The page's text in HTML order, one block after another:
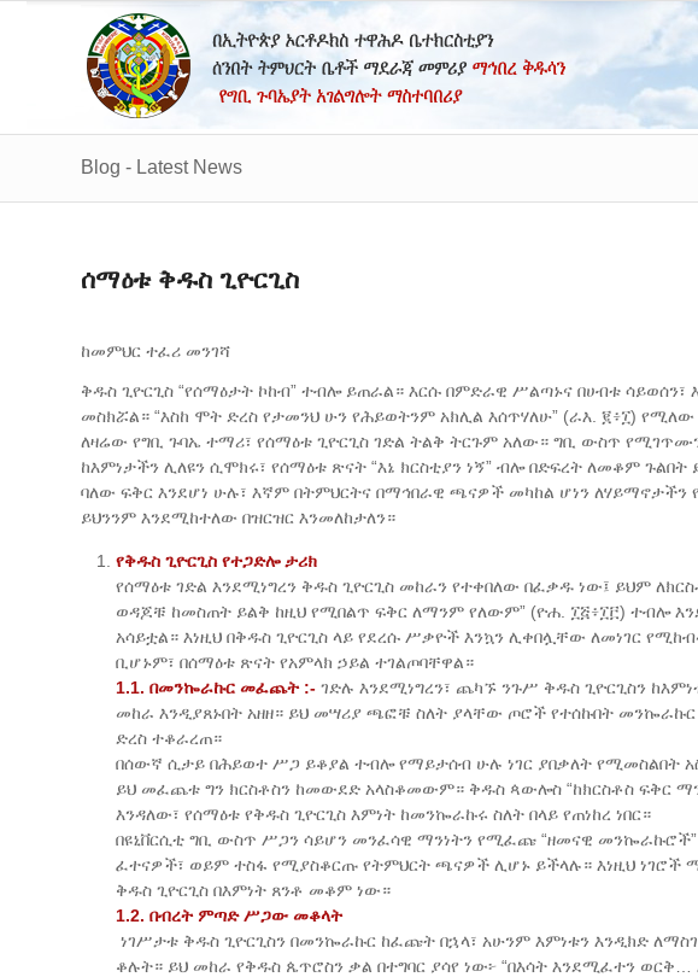
Blog - Latest News
ሰማዕቱ ቅዱስ ጊዮርጊስ
ከመምህር ተፈሪ መንገሻ
ቅዱስ ጊዮርጊስ “የሰማዕታት ኮከብ” ተብሎ ይጠራል። እርሱ በምድራዊ ሥልጣኑና በሀብቱ
መስክሯል። “እስከ ሞት ድረስ የታመንህ ሁን የሕይወትንም አክሊል እሰጥሃለሁ” (ራእ. ፪፥፲)
​ለዛሬው የግቢ ጉባኤ ተማሪ፣ የሰማዕቱ ጊዮርጊስ ገድል ትልቅ ትርጉም አለው። ግቢ ውስጥ የሚገጥሙን
ከእምነታችን ሊለዩን ሲሞክሩ፣ የሰማዕቱ ጽናት “እኔ ክርስቲያን ነኝ” ብሎ በድፍረት ለመቆም
ባለው ፍቅር እንደሆነ ሁሉ፣ እኛም በትምህርትና በማኅበራዊ ጫናዎች መካከል ሆነን ለሃይማኖታችን
ይህንንም እንደሚከተለው በዝርዝር እንመለከታለን።
የቅዱስ ጊዮርጊስ የተጋድሎ ታሪክ
የሰማዕቱ ገድል እንደሚነግረን ቅዱስ ጊዮርጊስ መከራን የተቀበለው በፈቃዱ ነው፤ ይህም
ወዳጆቹ ከመስጠት ይልቅ ከዚህ የሚበልጥ ፍቅር ለማንም የለውም” (ዮሐ. ፲፭፥፲፫) ተብሎ
አሳይቷል። እነዚህ በቅዱስ ጊዮርጊስ ላይ የደረሱ ሥቃዮች እንኳን ሊቀበሏቸው ለመነገር
ቢሆኑም፣ በሰማዕቱ ጽናት የአምላክ ኃይል ተገልጦባቸዋል።
1.1. በመንኰራኩር መፈጨት :- ገድሉ እንደሚነግረን፣ ጨካኙ ንጉሥ ቅዱስ ጊዮርጊስን
መከራ እንዲያጸኑበት አዘዘ። ይህ መሣሪያ ጫፎቹ ስለት ያላቸው ጦሮች የተሰኩበት
ድረስ ተቆራረጠ።
በሰውኛ ሲታይ በሕይወተ ሥጋ ይቆያል ተብሎ የማይታሰብ ሁሉ ነገር ያበቃለት የሚመስልበት
ይህ መፈጨቱ ግን ክርስቶስን ከመውደድ አላስቆመውም። ቅዱስ ጳውሎስ “ከክርስቶስ ፍቅር
እንዳለው፣ የሰማዕቱ የቅዱስ ጊዮርጊስ እምነት ከመንኰራኩሩ ስለት በላይ የጠነከረ ነበር።
በዩኒቨርሲቲ ግቢ ውስጥ ሥጋን ሳይሆን መንፈሳዊ ማንነትን የሚፈጩ “ዘመናዊ
ፈተናዎች፣ ወይም ተስፋ የሚያስቆርጡ የትምህርት ጫናዎች ሊሆኑ ይችላሉ። እነዚህ ነገሮች
ቅዱስ ጊዮርጊስ በእምነት ጸንቶ መቆም ነው።
1.2. በብረት ምጣድ ሥጋው መቆላት
ነገሥታቱ ቅዱስ ጊዮርጊስን በመንኰራኩር ከፈጩት በኋላ፣ አሁንም እምነቱን እንዲክድ
ቆሉት። ይህ መከራ የቅዱስ ጴጥሮስን ቃል በተግባር ያሳየ ነው፦ “በእሳት እንደሚፈተን